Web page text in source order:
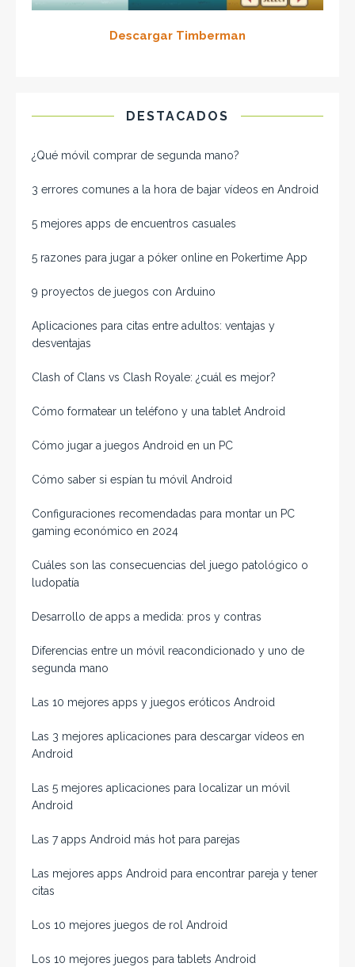
Descargar Timberman
DESTACADOS
¿Qué móvil comprar de segunda mano​?
3 errores comunes a la hora de bajar vídeos en Android
5 mejores apps de encuentros casuales
5 razones para jugar a póker online en Pokertime App
9 proyectos de juegos con Arduino
Aplicaciones para citas entre adultos: ventajas y
desventajas
Clash of Clans vs Clash Royale: ¿cuál es mejor?
Cómo formatear un teléfono y una tablet Android
Cómo jugar a juegos Android en un PC
Cómo saber si espían tu móvil Android
Configuraciones recomendadas para montar un PC
gaming económico en 2024
Cuáles son las consecuencias del juego patológico o
ludopatía
Desarrollo de apps a medida: pros y contras
Diferencias entre un móvil reacondicionado y uno de
segunda mano
Las 10 mejores apps y juegos eróticos Android
Las 3 mejores aplicaciones para descargar vídeos en
Android
Las 5 mejores aplicaciones para localizar un móvil
Android
Las 7 apps Android más hot para parejas
Las mejores apps Android para encontrar pareja y tener
citas
Los 10 mejores juegos de rol Android
Los 10 mejores juegos para tablets Android